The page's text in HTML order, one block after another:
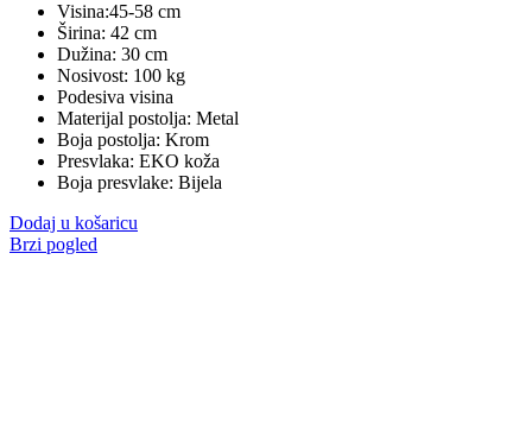
Visina:45-58 cm
Širina: 42 cm
Dužina: 30 cm
Nosivost: 100 kg
Podesiva visina
Materijal postolja: Metal
Boja postolja: Krom
Presvlaka: EKO koža
Boja presvlake: Bijela
Dodaj u košaricu
Brzi pogled